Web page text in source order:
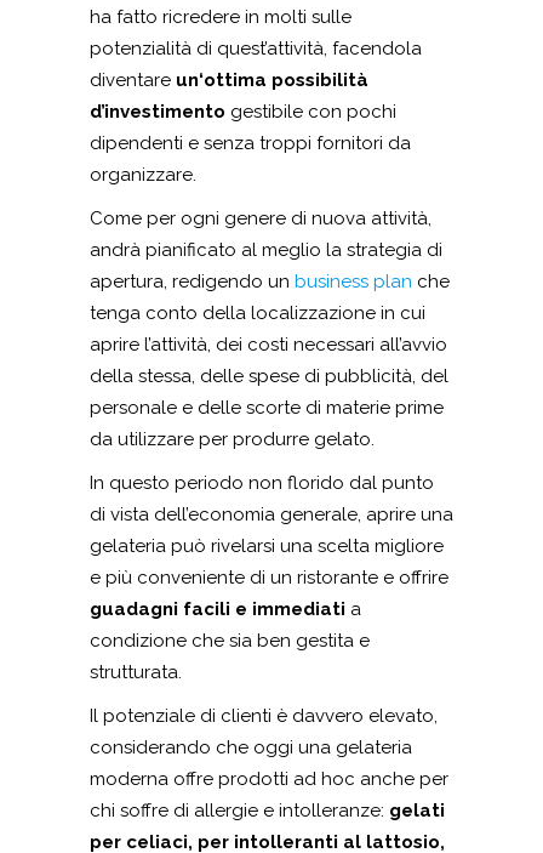
ha fatto ricredere in molti sulle
potenzialità di quest’attività, facendola
diventare un‘ottima possibilità
d’investimento gestibile con pochi
dipendenti e senza troppi fornitori da
organizzare.
Come per ogni genere di nuova attività,
andrà pianificato al meglio la strategia di
apertura, redigendo un business plan che
tenga conto della localizzazione in cui
aprire l’attività, dei costi necessari all’avvio
della stessa, delle spese di pubblicità, del
personale e delle scorte di materie prime
da utilizzare per produrre gelato.
In questo periodo non florido dal punto
di vista dell’economia generale, aprire una
gelateria può rivelarsi una scelta migliore
e più conveniente di un ristorante e offrire
guadagni facili e immediati a
condizione che sia ben gestita e
strutturata.
Il potenziale di clienti è davvero elevato,
considerando che oggi una gelateria
moderna offre prodotti ad hoc anche per
chi soffre di allergie e intolleranze: gelati
per celiaci, per intolleranti al lattosio,